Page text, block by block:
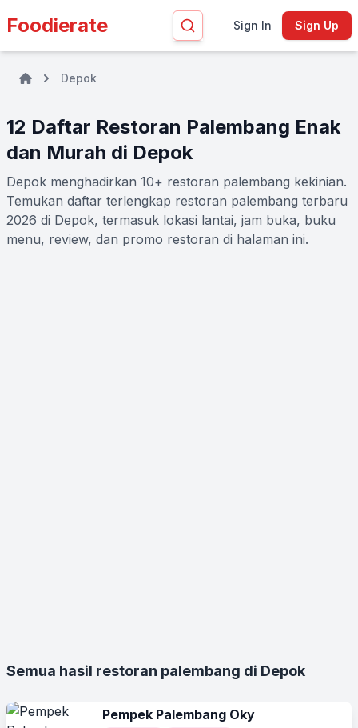
Foodierate Sign In Sign Up
Depok
12 Daftar Restoran Palembang Enak
dan Murah di Depok
Depok menghadirkan 10+ restoran palembang kekinian.
Temukan daftar terlengkap restoran palembang terbaru
2026 di Depok, termasuk lokasi lantai, jam buka, buku
menu, review, dan promo restoran di halaman ini.
Semua hasil restoran palembang di Depok
Pempek Palembang Oky